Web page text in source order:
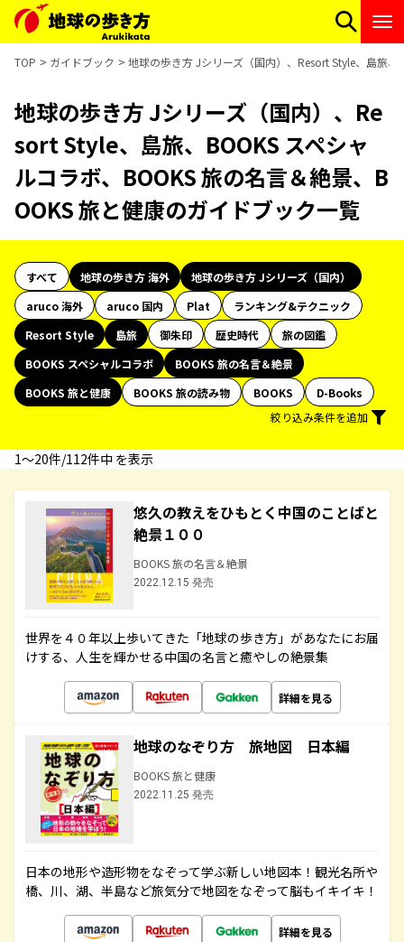
TOP ガイドブック 地球の歩き方 Jシリーズ（国内）、Resort Style、島旅
地球の歩き方 Jシリーズ（国内）、Re
sort Style、島旅、BOOKS スペシャ
ルコラボ、BOOKS 旅の名言＆絶景、B
OOKS 旅と健康のガイドブック一覧
すべて 地球の歩き方 海外
地球の歩き方 Jシリーズ（国内）
aruco 海外
aruco 国内 Plat
ランキング&テクニック
Resort Style
島旅 御朱印 歴史時代
旅の図鑑
BOOKS スペシャルコラボ
BOOKS 旅の名言＆絶景
BOOKS 旅と健康
BOOKS 旅の読み物 BOOKS
D-Books
絞り込み条件を追加
1〜20件/112件中 を表示
悠久の教えをひもとく中国のことばと
絶景１００
BOOKS 旅の名言＆絶景
2022.12.15 発売
世界を４０年以上歩いてきた「地球の歩き方」があなたにお届
けする、人生を輝かせる中国の名言と癒やしの絶景集
詳細を見る
地球のなぞり方 旅地図 日本編
BOOKS 旅と健康
2022.11.25 発売
日本の地形や造形物をなぞって学ぶ新しい地図本！観光名所や
橋、川、湖、半島など旅気分で地図をなぞって脳もイキイキ！
詳細を見る